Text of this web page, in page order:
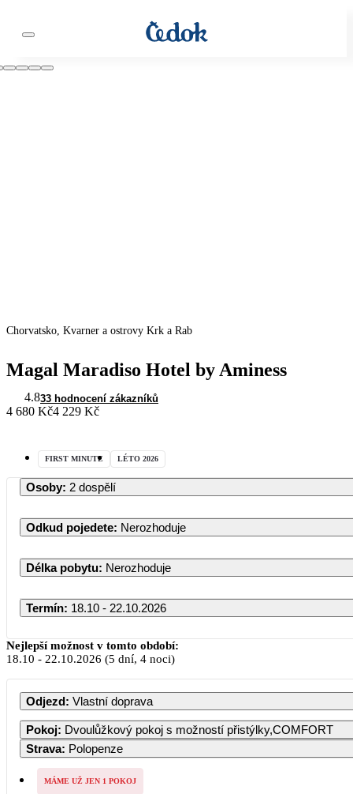
Chorvatsko, Kvarner a ostrovy Krk a Rab
Magal Maradiso Hotel by Aminess
4.833 hodnocení zákazníků
4 680 Kč4 229 Kč
FIRST MINUTE LÉTO 2026
Osoby: 2 dospělí
Odkud pojedete: Nerozhoduje
Délka pobytu: Nerozhoduje
Termín: 18.10 - 22.10.2026
Říjen
PO ÚT ST ČT
1
5 6 7 8
Nejlepší možnost v tomto období:
18.10 - 22.10.2026 (5 dní, 4 noci)
Odjezd: Vlastní doprava
Pokoj: Dvoulůžkový pokoj s možností přistýlky,COMFORT
Strava: Polopenze
MÁME UŽ JEN 1 POKOJ